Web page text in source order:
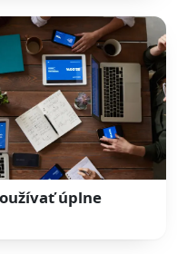
úplne